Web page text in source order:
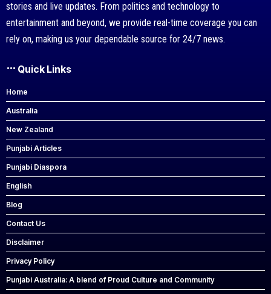
stories and live updates. From politics and technology to
entertainment and beyond, we provide real-time coverage you can
rely on, making us your dependable source for 24/7 news.
Quick Links
Home
Australia
New Zealand
Punjabi Articles
Punjabi Diaspora
English
Blog
Contact Us
Disclaimer
Privacy Policy
Punjabi Australia: A blend of Proud Culture and Community